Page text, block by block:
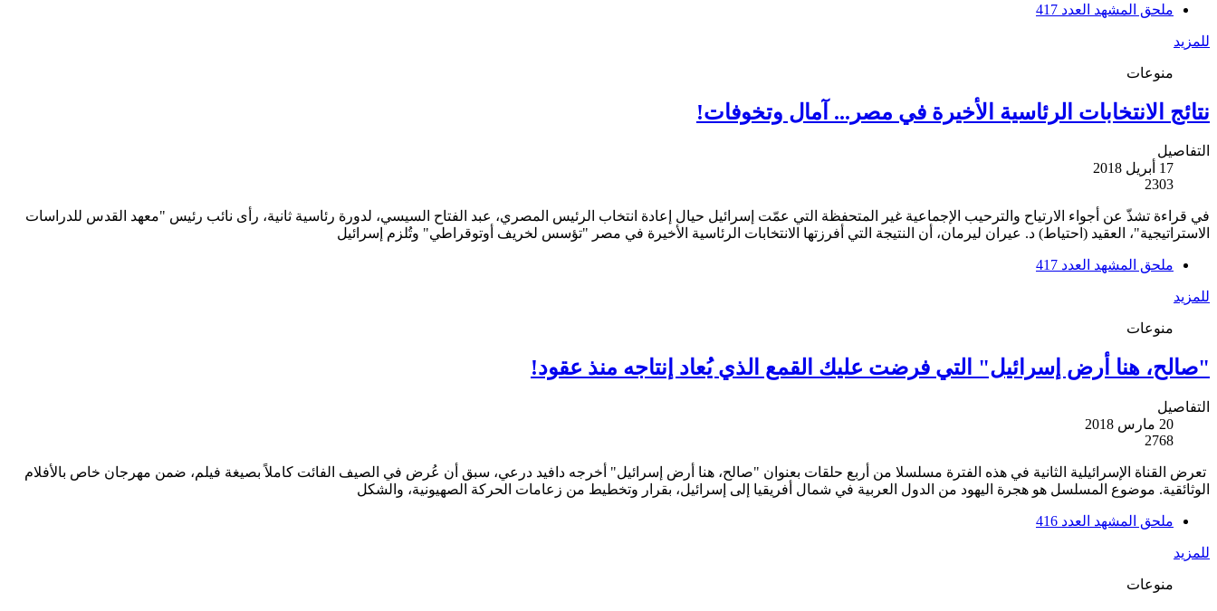
ملحق المشهد العدد 417
للمزيد
منوعات
نتائج الانتخابات الرئاسية الأخيرة في مصر... آمال وتخوفات!
التفاصيل
17 أبريل 2018
2303
في قراءة تشذّ عن أجواء الارتياح والترحيب الإجماعية غير المتحفظة التي عمّت إسرائيل حيال إعادة انتخاب الرئيس المصري، عبد الفتاح السيسي، لدورة رئاسية ثانية، رأى نائب رئيس "معهد القدس للدراسات
الاستراتيجية"، العقيد (احتياط) د. عيران ليرمان، أن النتيجة التي أفرزتها الانتخابات الرئاسية الأخيرة في مصر "تؤسس لخريف أوتوقراطي" وتُلزم إسرائيل
ملحق المشهد العدد 417
للمزيد
منوعات
"صالح، هنا أرض إسرائيل" التي فرضت عليك القمع الذي يُعاد إنتاجه منذ عقود!
التفاصيل
20 مارس 2018
2768
تعرض القناة الإسرائيلية الثانية في هذه الفترة مسلسلا من أربع حلقات بعنوان "صالح، هنا أرض إسرائيل" أخرجه دافيد درعي، سبق أن عُرض في الصيف الفائت كاملاً بصيغة فيلم، ضمن مهرجان خاص بالأفلام
الوثائقية. موضوع المسلسل هو هجرة اليهود من الدول العربية في شمال أفريقيا إلى إسرائيل، بقرار وتخطيط من زعامات الحركة الصهيونية، والشكل
ملحق المشهد العدد 416
للمزيد
منوعات